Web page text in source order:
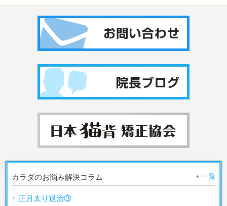
カラダのお悩み解決コラム 一覧
正月太り退治③